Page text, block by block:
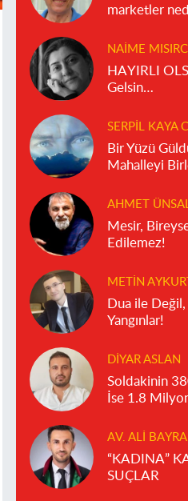
marketler
NAIME
HAYIRLI
Gelsin…
SERPIL KAYA
Bir Yüzü
Mahalleyi
AHMET
Mesir,
Edilemez!
METIN AYKURT
Dua ile
Yangınlar!
DIYAR ASLAN
Soldakinin
İse 1.8
AV. ALI
“KADINA”
SUÇLAR